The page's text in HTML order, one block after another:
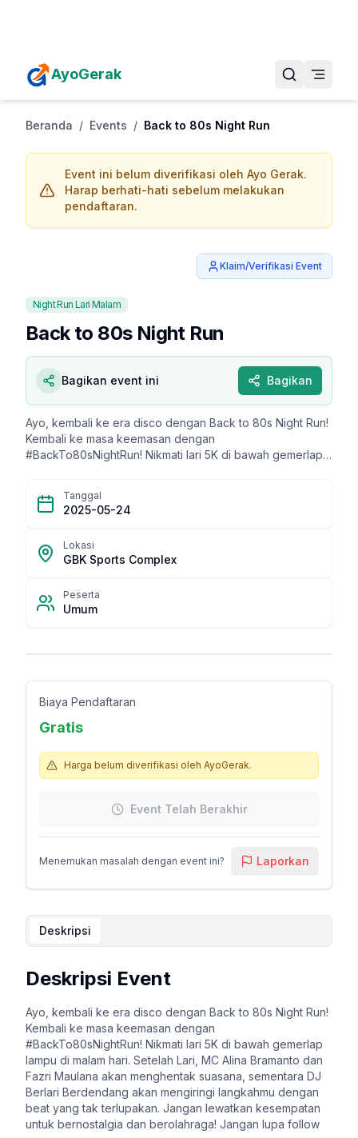
AyoGerak
Beranda / Events / Back to 80s Night Run
Event ini belum diverifikasi oleh Ayo Gerak.
Harap berhati-hati sebelum melakukan
pendaftaran.
Klaim/Verifikasi Event
Night Run Lari Malam
Back to 80s Night Run
Bagikan event ini Bagikan
Ayo, kembali ke era disco dengan Back to 80s Night Run!
Kembali ke masa keemasan dengan
#BackTo80sNightRun! Nikmati lari 5K di bawah gemerlap
Berlari Berdendang akan mengiringi langkahmu dengan
beat yang tak terlupakan. Jangan lewatkan kesempatan
Tanggal
2025-05-24
Lokasi
GBK Sports Complex
Peserta
Umum
Biaya Pendaftaran
Gratis
Harga belum diverifikasi oleh AyoGerak.
Event Telah Berakhir
Menemukan masalah dengan event ini? Laporkan
Deskripsi
Deskripsi Event
Ayo, kembali ke era disco dengan Back to 80s Night Run!
Kembali ke masa keemasan dengan
#BackTo80sNightRun! Nikmati lari 5K di bawah gemerlap
lampu di malam hari. Setelah Lari, MC Alina Bramanto dan
Fazri Maulana akan menghentak suasana, sementara DJ
Berlari Berdendang akan mengiringi langkahmu dengan
beat yang tak terlupakan. Jangan lewatkan kesempatan
untuk bernostalgia dan berolahraga! Jangan lupa follow